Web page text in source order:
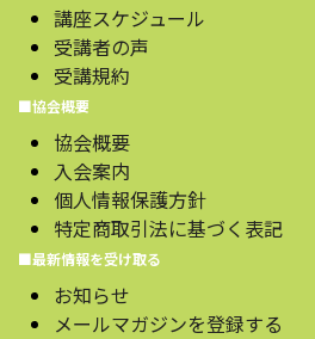
講座スケジュール
受講者の声
受講規約
■協会概要
協会概要
入会案内
個人情報保護方針
特定商取引法に基づく表記
■最新情報を受け取る
お知らせ
メールマガジンを登録する